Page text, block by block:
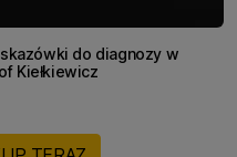
do diagnozy w
Kiełkiewicz